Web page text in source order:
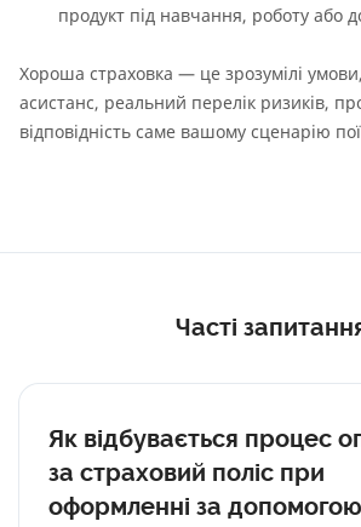
продукт під навчання, роботу або
Хороша страховка — це зрозумілі
асистанс, реальний перелік ризиків,
відповідність саме вашому сценарію
Часті
Як відбувається процес
за страховий поліс при
оформленні за допомогою